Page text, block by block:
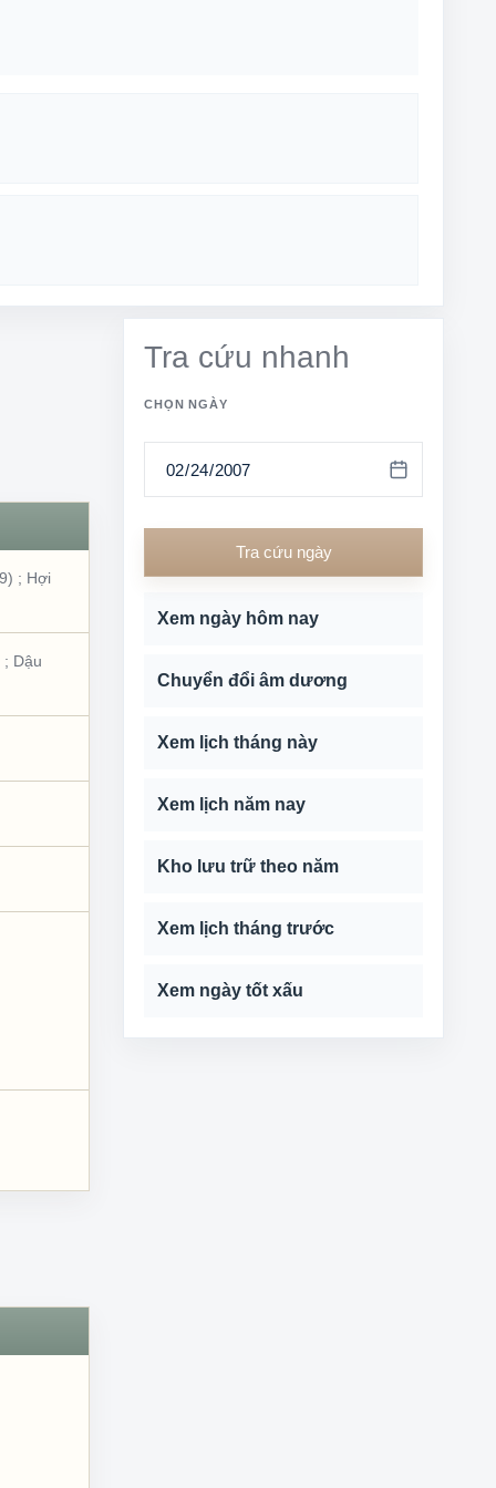
; Hợi
; Dậu
Tra cứu nhanh
CHỌN NGÀY
Tra cứu ngày
Xem ngày hôm nay
Chuyển đổi âm dương
Xem lịch tháng này
Xem lịch năm nay
Kho lưu trữ theo năm
Xem lịch tháng trước
Xem ngày tốt xấu